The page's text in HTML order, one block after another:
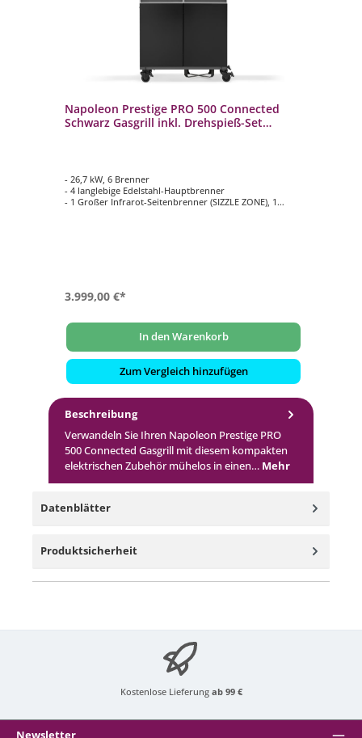
Napoleon Prestige PRO 500 Connected
Schwarz Gasgrill inkl. Drehspieß-Set
- 26,7 kW, 6 Brenner
- 4 langlebige Edelstahl-Hauptbrenner
- 1 Großer Infrarot-Seitenbrenner (SIZZLE ZONE), 1
3.999,00 €*
In den Warenkorb
Zum Vergleich hinzufügen
Beschreibung
Verwandeln Sie Ihren Napoleon Prestige PRO
500 Connected Gasgrill mit diesem kompakten
elektrischen Zubehör mühelos in einen… Mehr
Datenblätter
Produktsicherheit
Kostenlose Lieferung ab 99 €
Newsletter